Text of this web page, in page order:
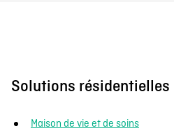
Solutions résidentielles
Maison de vie et de soins